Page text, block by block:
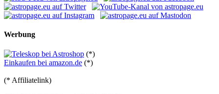
Werbung
(*)
Einkaufen bei amazon.de (*)
(* Affiliatelink)